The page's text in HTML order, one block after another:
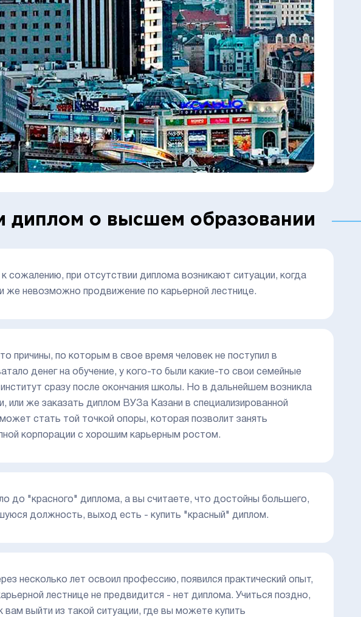
диплом о высшем образовании
сожалению, при отсутствии диплома возникают ситуации, когда
же невозможно продвижение по карьерной лестнице.
причины, по которым в свое время человек не поступил в
денег на обучение, у кого-то были какие-то свои семейные
сразу после окончания школы. Но в дальнейшем возникла
или же заказать диплом ВУЗа Казани в специализированной
стать той точкой опоры, которая позволит занять
корпорации с хорошим карьерным ростом.
до "красного" диплома, а вы считаете, что достойны большего,
должность, выход есть - купить "красный" диплом.
несколько лет освоил профессию, появился практический опыт,
лестнице не предвидится - нет диплома. Учиться поздно,
выйти из такой ситуации, где вы можете купить